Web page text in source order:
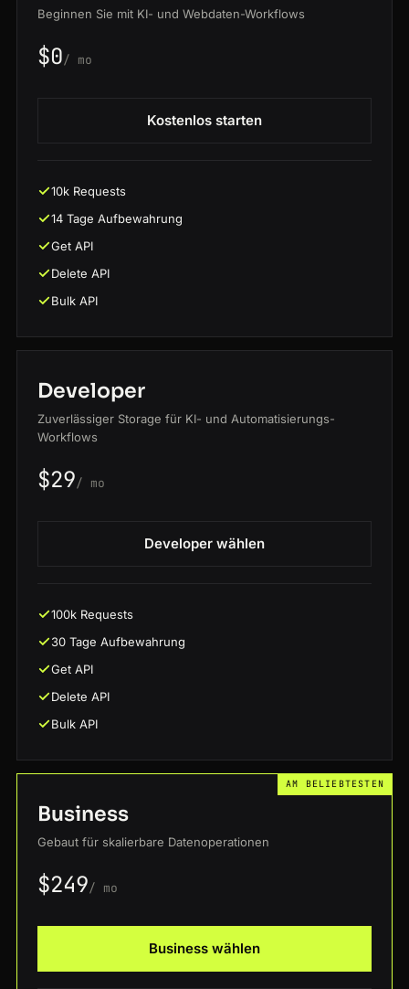
Beginnen Sie mit KI- und Webdaten-Workflows
$0/ mo
Kostenlos starten
10k Requests
14 Tage Aufbewahrung
Get API
Delete API
Bulk API
Developer
Zuverlässiger Storage für KI- und Automatisierungs-
Workflows
$29/ mo
Developer wählen
100k Requests
30 Tage Aufbewahrung
Get API
Delete API
Bulk API
AM BELIEBTESTEN
Business
Gebaut für skalierbare Datenoperationen
$249/ mo
Business wählen